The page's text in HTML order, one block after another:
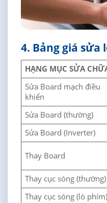
4. Bảng giá sửa
HẠNG MỤC SỬA
Sửa Board mạch điều
khiển
Sửa Board (thường)
Sửa Board (Inverter)
Thay Board
Thay cục sóng (thường)
Thay cục sóng (lò phím)